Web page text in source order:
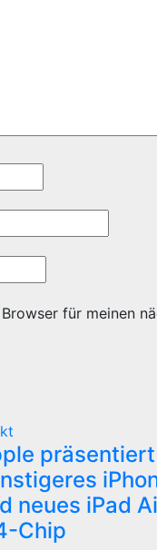
für meinen
präsentiert
neues iPad
Chip